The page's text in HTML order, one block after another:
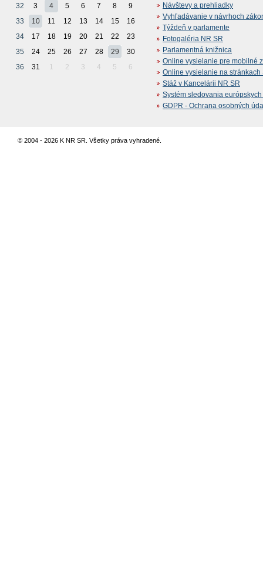
32
3 4 5 6 7 8
9
33
10 11 12 13 14 15
16
34
17 18 19 20 21 22
23
35
24 25 26 27 28 29
30
36
31 1 2 3 4 5 6
Návštevy a prehliadky
Vyhľadávanie v návrhoch
Týždeň v parlamente
Fotogaléria NR SR
Parlamentná knižnica
Online vysielanie pre mobilné
Online vysielanie na stránkach
Stáž v Kancelárii NR SR
Systém sledovania
GDPR - Ochrana osobných
© 2004 - 2026 K NR SR. Všetky práva vyhradené.